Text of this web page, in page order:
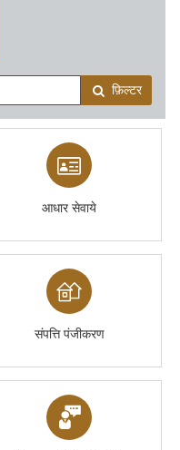
फ़िल्टर
आधार सेवाये
संपत्ति पंजीकरण